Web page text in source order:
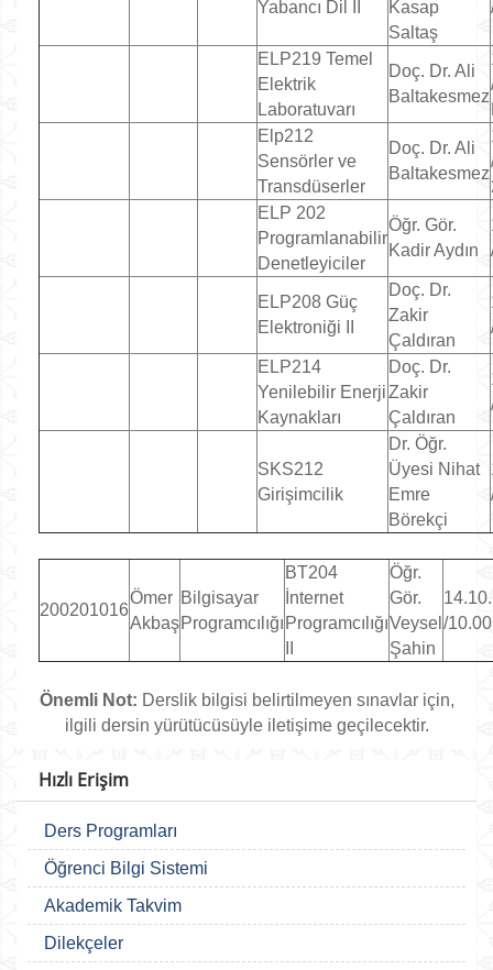
Yabancı Dil II
Kasap
Saltaş
ELP219 Temel
Elektrik
Laboratuvarı
Doç. Dr. Ali
Baltakesmez
Elp212
Sensörler ve
Transdüserler
Doç. Dr. Ali
Baltakesmez
ELP 202
Programlanabilir
Denetleyiciler
Öğr. Gör.
Kadir Aydın
ELP208 Güç
Elektroniği II
Doç. Dr.
Zakir
Çaldıran
ELP214
Yenilebilir Enerji
Kaynakları
Doç. Dr.
Zakir
Çaldıran
SKS212
Girişimcilik
Dr. Öğr.
Üyesi Nihat
Emre
Börekçi
200201016
Ömer
Akbaş
Bilgisayar
Programcılığı
BT204
İnternet
Programcılığı
Öğr.
Gör.
Veysel
Şahin
/10.00
Önemli Not: Derslik bilgisi belirtilmeyen sınavlar için,
ilgili dersin yürütücüsüyle iletişime geçilecektir.
Hızlı Erişim
Ders Programları
Öğrenci Bilgi Sistemi
Akademik Takvim
Dilekçeler